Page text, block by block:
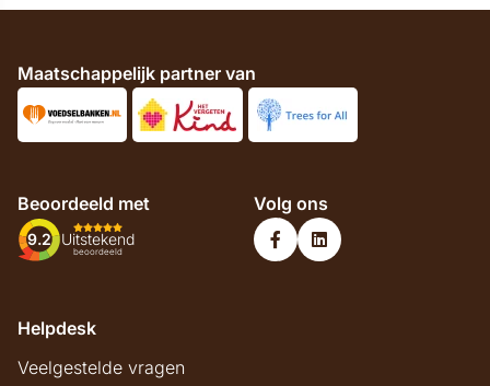
Maatschappelijk partner van
Beoordeeld met
9.2 Uitstekend
beoordeeld
Volg ons
Helpdesk
Veelgestelde vragen